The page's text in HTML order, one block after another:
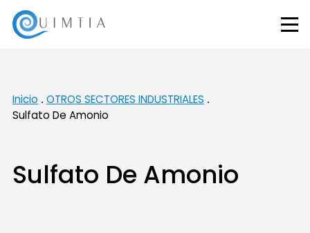
Inicio
OTROS SECTORES INDUSTRIALES
Sulfato De Amonio
Sulfato De Amonio